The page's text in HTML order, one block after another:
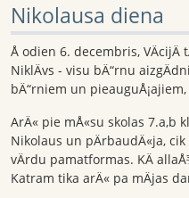
Nikolausa diena
Å odien 6. decembris,
NiklÄvs - visu bÄ“rnu
bÄ“rniem un
ArÄ« pie mÅ«su skolas 7.a,b
Nikolaus un pÄrbaudÄ«ja,
vÄrdu pamatformas. KÄ
Katram tika arÄ« pa mÄjas